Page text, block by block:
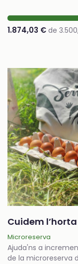
1.874,03 € de
Cuidem
Microreserva
Ajuda'ns a
de la microreserva